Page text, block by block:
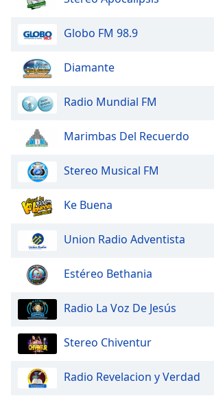
dialog
Escape
cancel
close
window.
Color
Opacity
Background
Color
Caption
Globo FM 98.9
Diamante
Radio Mundial FM
Marimbas Del Recuerdo
Stereo Musical FM
Ke Buena
Union Radio Adventista
Estéreo Bethania
Radio La Voz De Jesús
Stereo Chiventur
Radio Revelacion y Verdad